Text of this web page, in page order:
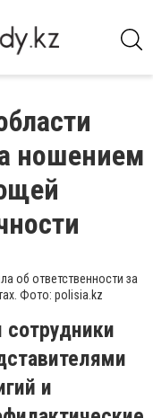
ношением
об ответственности за
Фото: polisia.kz
сотрудники
и